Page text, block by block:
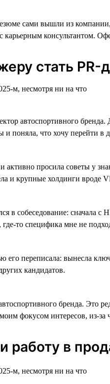
сами вышли из
карьерным консультантом.
стать PR-
автоспортивного
и поняла, что хочу перейти
активно просила советы у
и крупные холдинги вроде
в собеседование: сначала с
то специфика мне не
переписала: вынесла
кандидатов.
бренда. Это
фокусом интересов, из-
работу в